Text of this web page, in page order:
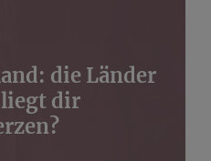
die Länder
liegt dir